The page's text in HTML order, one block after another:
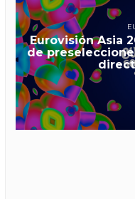
Eurovisión Asia
de